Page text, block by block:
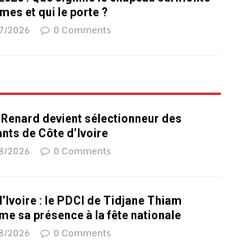
et qui le porte ?
2026 0 Comments
Renard devient sélectionneur des
de Côte d’Ivoire
2026 0 Comments
: le PDCI de Tidjane Thiam
sa présence à la fête nationale
2026 0 Comments